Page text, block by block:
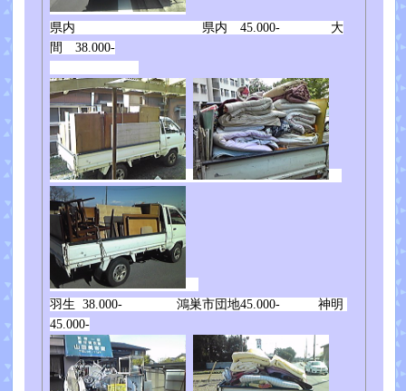
県内 県内 45.000- 大
間 38.000-
羽生 38.000- 鴻巣市団地45.000- 神明
45.000-